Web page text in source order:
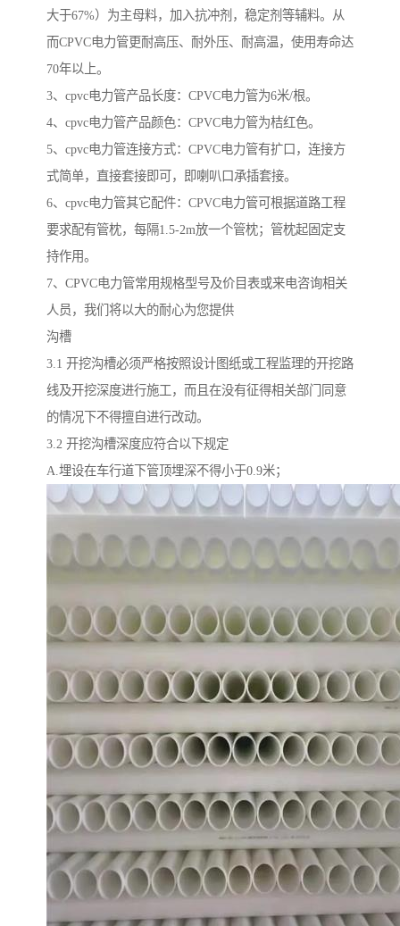
大于67%）为主母料，加入抗冲剂，稳定剂等辅料。从
而CPVC电力管更耐高压、耐外压、耐高温，使用寿命达
70年以上。
3、cpvc电力管产品长度：CPVC电力管为6米/根。
4、cpvc电力管产品颜色：CPVC电力管为桔红色。
5、cpvc电力管连接方式：CPVC电力管有扩口，连接方
式简单，直接套接即可，即喇叭口承插套接。
6、cpvc电力管其它配件：CPVC电力管可根据道路工程
要求配有管枕，每隔1.5-2m放一个管枕；管枕起固定支
持作用。
7、CPVC电力管常用规格型号及价目表或来电咨询相关
人员，我们将以大的耐心为您提供
沟槽
3.1 开挖沟槽必须严格按照设计图纸或工程监理的开挖路
线及开挖深度进行施工，而且在没有征得相关部门同意
的情况下不得擅自进行改动。
3.2 开挖沟槽深度应符合以下规定
A.埋设在车行道下管顶埋深不得小于0.9米；